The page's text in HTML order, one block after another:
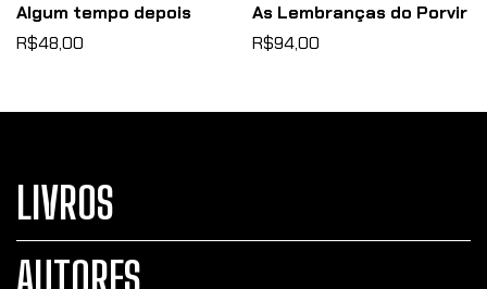
Algum tempo depois
R$48,00
As Lembranças do Porvir
R$94,00
LIVROS
AUTORES